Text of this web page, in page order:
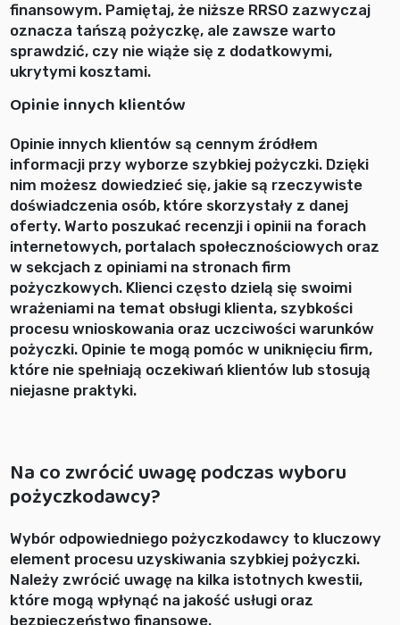
finansowym. Pamiętaj, że niższe RRSO zazwyczaj
oznacza tańszą pożyczkę, ale zawsze warto
sprawdzić, czy nie wiąże się z dodatkowymi,
ukrytymi kosztami.
Opinie innych klientów
Opinie innych klientów są cennym źródłem
informacji przy wyborze szybkiej pożyczki. Dzięki
nim możesz dowiedzieć się, jakie są rzeczywiste
doświadczenia osób, które skorzystały z danej
oferty. Warto poszukać recenzji i opinii na forach
internetowych, portalach społecznościowych oraz
w sekcjach z opiniami na stronach firm
pożyczkowych. Klienci często dzielą się swoimi
wrażeniami na temat obsługi klienta, szybkości
procesu wnioskowania oraz uczciwości warunków
pożyczki. Opinie te mogą pomóc w uniknięciu firm,
które nie spełniają oczekiwań klientów lub stosują
niejasne praktyki.
Na co zwrócić uwagę podczas wyboru
pożyczkodawcy?
Wybór odpowiedniego pożyczkodawcy to kluczowy
element procesu uzyskiwania szybkiej pożyczki.
Należy zwrócić uwagę na kilka istotnych kwestii,
które mogą wpłynąć na jakość usługi oraz
bezpieczeństwo finansowe.